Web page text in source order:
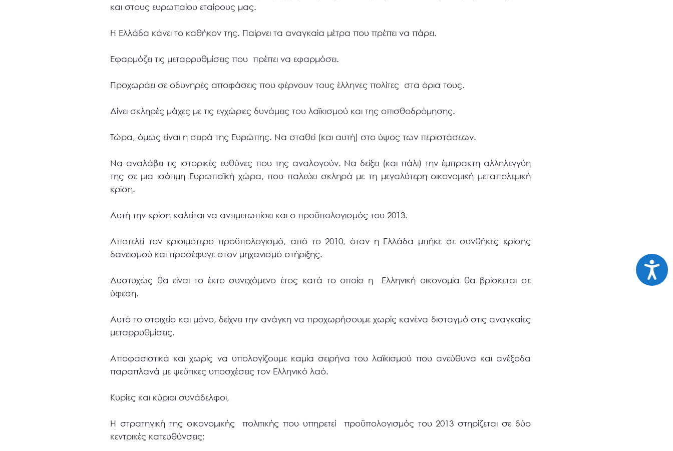
και στους ευρωπαίου εταίρους μας.
Η Ελλάδα κάνει το καθήκον της. Παίρνει τα αναγκαία μέτρα που πρέπει να πάρει.
Εφαρμόζει τις μεταρρυθμίσεις που πρέπει να εφαρμόσει.
Προχωράει σε οδυνηρές αποφάσεις που φέρνουν τους έλληνες πολίτες στα όρια τους.
Δίνει σκληρές μάχες με τις εγχώριες δυνάμεις του λαϊκισμού και της οπισθοδρόμησης.
Τώρα, όμως είναι η σειρά της Ευρώπης. Να σταθεί (και αυτή) στο ύψος των περιστάσεων.
Να αναλάβει τις ιστορικές ευθύνες που της αναλογούν. Να δείξει (και πάλι) την έμπρακτη αλληλεγγύη
της σε μια ισότιμη Ευρωπαϊκή χώρα, που παλεύει σκληρά με τη μεγαλύτερη οικονομική μεταπολεμική
κρίση.
Αυτή την κρίση καλείται να αντιμετωπίσει και ο προϋπολογισμός του 2013.
Αποτελεί τον κρισιμότερο προϋπολογισμό, από το 2010, όταν η Ελλάδα μπήκε σε συνθήκες κρίσης
δανεισμού και προσέφυγε στον μηχανισμό στήριξης.
Δυστυχώς θα είναι το έκτο συνεχόμενο έτος κατά το οποίο η Ελληνική οικονομία θα βρίσκεται σε
ύφεση.
Αυτό το στοιχείο και μόνο, δείχνει την ανάγκη να προχωρήσουμε χωρίς κανένα δισταγμό στις αναγκαίες
μεταρρυθμίσεις.
Αποφασιστικά και χωρίς να υπολογίζουμε καμία σειρήνα του λαϊκισμού που ανεύθυνα και ανέξοδα
παραπλανά με ψεύτικες υποσχέσεις τον Ελληνικό λαό.
Κυρίες και κύριοι συνάδελφοι,
Η στρατηγική της οικονομικής πολιτικής που υπηρετεί προϋπολογισμός του 2013 στηρίζεται σε δύο
κεντρικές κατευθύνσεις: